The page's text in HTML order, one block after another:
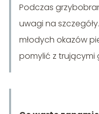
Podczas
uwagi na
młodych okazów
pomylić z trującymi